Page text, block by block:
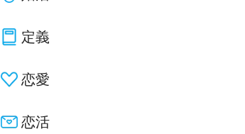
定義
恋愛
恋活